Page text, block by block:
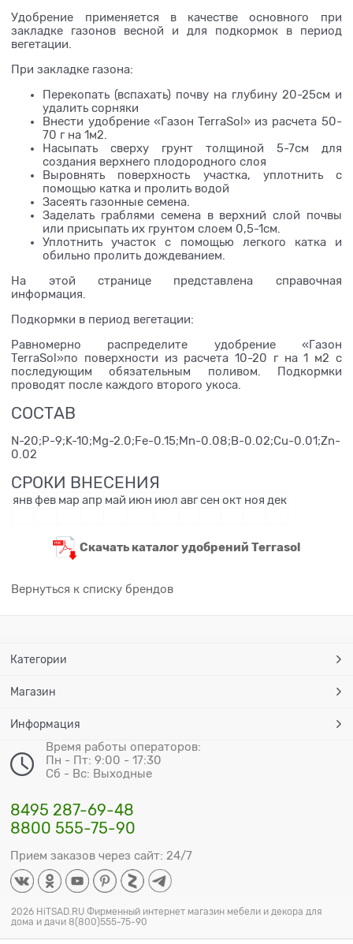
Удобрение применяется в качестве основного при
закладке газонов весной и для подкормок в период
вегетации.
При закладке газона:
Перекопать (вспахать) почву на глубину 20-25см и
удалить сорняки
Внести удобрение «Газон TerraSol» из расчета 50-
70 г на 1м2.
Насыпать сверху грунт толщиной 5-7см для
создания верхнего плодородного слоя
Выровнять поверхность участка, уплотнить с
помощью катка и пролить водой
Засеять газонные семена.
Заделать граблями семена в верхний слой почвы
или присыпать их грунтом слоем 0,5-1см.
Уплотнить участок с помощью легкого катка и
обильно пролить дождеванием.
На этой странице представлена справочная
информация.
Подкормки в период вегетации:
Равномерно распределите удобрение «Газон
TerraSol»по поверхности из расчета 10-20 г на 1 м2 с
последующим обязательным поливом. Подкормки
проводят после каждого второго укоса.
СОСТАВ
N-20;P-9;K-10;Mg-2.0;Fe-0.15;Mn-0.08;B-0.02;Cu-0.01;Zn-
0.02
СРОКИ ВНЕСЕНИЯ
янв фев мар апр май июн июл авгсен окт ноя дек
Скачать каталог удобрений Terrasol
Вернуться к списку брендов
Категории
Магазин
Информация
Время работы операторов:
Пн - Пт: 9:00 - 17:30
Сб - Вс: Выходные
8495 287-69-48
8800 555-75-90
Прием заказов через сайт: 24/7
2026 HiTSAD.RU Фирменный интернет магазин мебели и декора для
дома и дачи 8(800)555-75-90